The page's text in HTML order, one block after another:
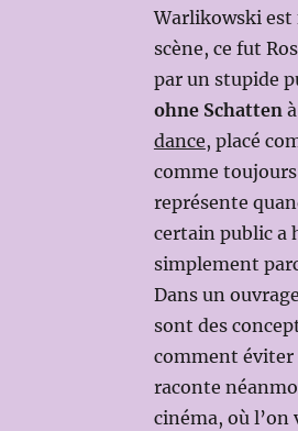
Warlikowski est
scène, ce fut
par un stupide
ohne Schattenà
dance, placé
comme toujours
représente
certain public a
simplement
Dans un
sont des
comment éviter
raconte
cinéma, où l’on